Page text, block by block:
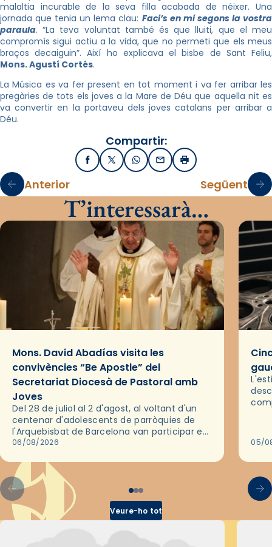
malaltia incurable de la seva filla acabada de néixer. Una
jornada que tenia un lema clau: Faci’s en mi segons la vostra
paraula. “La teva voluntat també és que lluiti, que el meu
compromís sigui actiu a la vida, que no permeti que els meus
braços decaiguin”. Així ho explicava el bisbe de Sant Feliu,
Mons. Agustí Cortés.
La Música es va fer present en tot moment i va fer arribar les
pregàries de tots els joves a la Mare de Déu que aquella nit es
va convertir en la portaveu dels joves catalans per arribar a
Déu.
Compartir:
FacebookX / TwitterWhatsApp
EmailImprimir
Anterior Següent
T’interessarà…
Mons. David Abadías visita les
convivències “Be Apostle” del
Secretariat Diocesà de Pastoral amb
Joves
Del 28 de juliol al 2 d'agost, al voltant d'un
centenar d'adolescents de parròquies de
l'Arquebisbat de Barcelona van participar en
les convivències Be Apostle, organitzades
06/08/2026 05/
Veure-ho tot